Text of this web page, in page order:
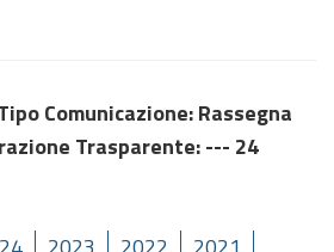
Comunicazione: Rassegna
Trasparente: --- 24